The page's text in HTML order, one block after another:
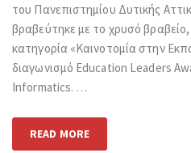
του Πανεπιστημίου Δυτικής
βραβεύτηκε με το χρυσό
κατηγορία «Καινοτομία στην
διαγωνισμό Education Leaders
Informatics. …
READ MORE